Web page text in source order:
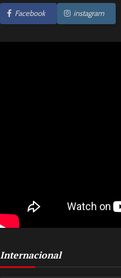
Facebook instagram
Internacional